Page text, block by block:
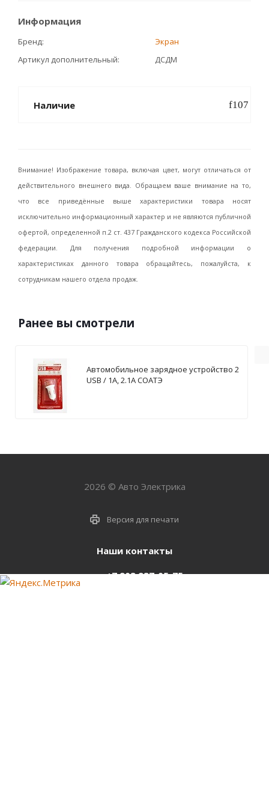
Информация
Бренд
Экран
Артикул дополнительный
ДСДМ
Наличие
Внимание! Изображение товара, включая цвет, могут отличаться от
действительного внешнего вида. Обращаем ваше внимание на то,
что все приведённые выше характеристики товара носят
исключительно информационный характер и не являются публичной
офертой, определенной п.2 ст. 437 Гражданского кодекса Российской
федерации. Для получения подробной информации о
характеристиках данного товара обращайтесь, пожалуйста, к
сотрудникам нашего отдела продаж.
Ранее вы смотрели
Автомобильное зарядное устройство 2
USB / 1А, 2.1А СОАТЭ
2026 © Авто Электрика
Версия для печати
Наши контакты
+7 903 937-05-75